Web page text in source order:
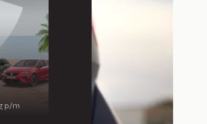
p/m